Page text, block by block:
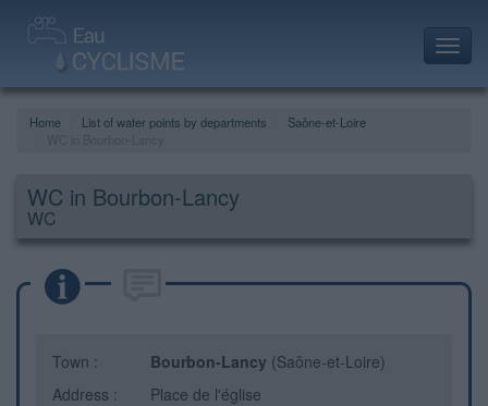
Home List of water points by departments
Saône-et-Loire
WC in Bourbon-Lancy
WC
Town : Bourbon-Lancy (Saône-et-Loire)
Address :
Place de l'église